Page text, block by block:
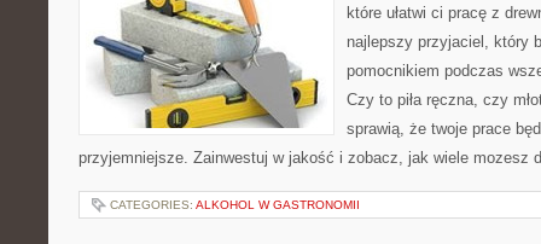
które ułatwi ci pracę z
najlepszy przyjaciel, który
pomocnikiem podczas
Czy to piła ręczna, czy
sprawią, że twoje prace
przyjemniejsze. Zainwestuj w jakość i zobacz, jak wiele mozesz
CATEGORIES: ALKOHOL W GASTRONOMII